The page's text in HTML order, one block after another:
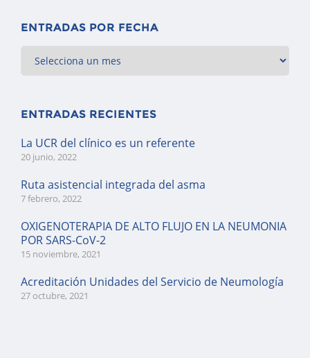
ENTRADAS POR FECHA
ENTRADAS RECIENTES
La UCR del clínico es un referente
20 junio, 2022
Ruta asistencial integrada del asma
7 febrero, 2022
OXIGENOTERAPIA DE ALTO FLUJO EN LA NEUMONIA
POR SARS-CoV-2
15 noviembre, 2021
Acreditación Unidades del Servicio de Neumología
27 octubre, 2021